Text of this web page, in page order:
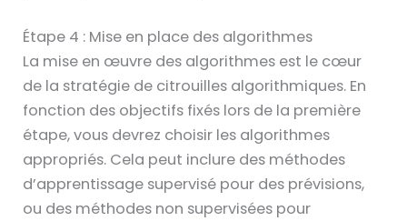
Étape 4 : Mise en place des algorithmes
La mise en œuvre des algorithmes est le cœur
de la stratégie de citrouilles algorithmiques. En
fonction des objectifs fixés lors de la première
étape, vous devrez choisir les algorithmes
appropriés. Cela peut inclure des méthodes
d’apprentissage supervisé pour des prévisions,
ou des méthodes non supervisées pour